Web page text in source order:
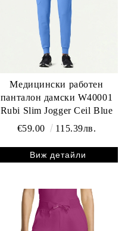
Медицински работен
панталон дамски W40001
Rubi Slim Jogger Ceil Blue
€59.00
115.39лв.
Виж детайли